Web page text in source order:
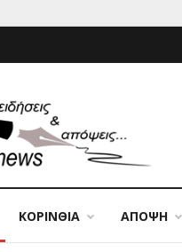
ΚΟΡΙΝΘΙΑ ΑΠΟΨΗ